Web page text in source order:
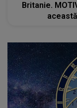
Britanie.